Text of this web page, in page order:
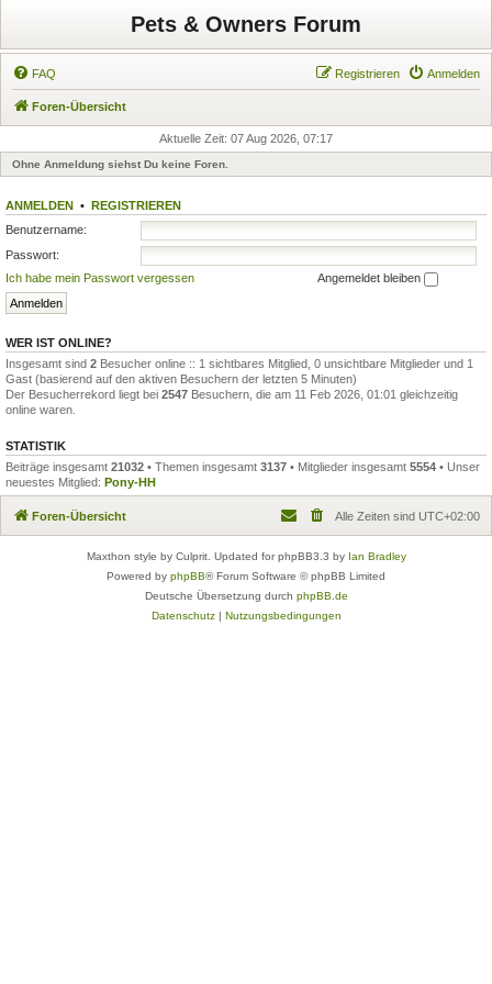
Pets & Owners Forum
FAQ Anmelden
Registrieren
Foren-Übersicht
Aktuelle Zeit: 07 Aug 2026, 07:17
Ohne Anmeldung siehst Du keine Foren.
ANMELDEN • REGISTRIEREN
Benutzername:
Passwort:
Ich habe mein Passwort vergessen
Angemeldet bleiben
WER IST ONLINE?
Insgesamt sind 2 Besucher online :: 1 sichtbares Mitglied, 0 unsichtbare Mitglieder und 1
Gast (basierend auf den aktiven Besuchern der letzten 5 Minuten)
Der Besucherrekord liegt bei 2547 Besuchern, die am 11 Feb 2026, 01:01 gleichzeitig
online waren.
STATISTIK
Beiträge insgesamt 21032 • Themen insgesamt 3137 • Mitglieder insgesamt 5554 • Unser
neuestes Mitglied: Pony-HH
Foren-Übersicht Alle Zeiten sind UTC+02:00
Maxthon style by Culprit. Updated for phpBB3.3 by Ian Bradley
Powered by phpBB® Forum Software © phpBB Limited
Deutsche Übersetzung durch phpBB.de
Datenschutz| Nutzungsbedingungen